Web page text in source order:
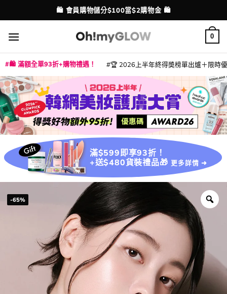
to
content
配送港澳
💳 支援消費券、FPS、八達通、PAYME、信用卡付款
0
🛍️ 滿額全單93折+購物禮遇！ 🏆 2026上半年終得奬榜單出爐＋限時
滿$599即享93折！
+送$480貨裝禮品🎁 更多詳情 ➜
-65%